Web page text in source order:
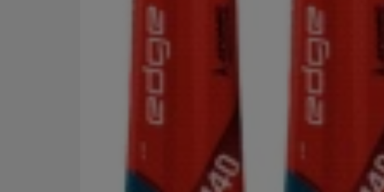
Marketingové cookies používáme my